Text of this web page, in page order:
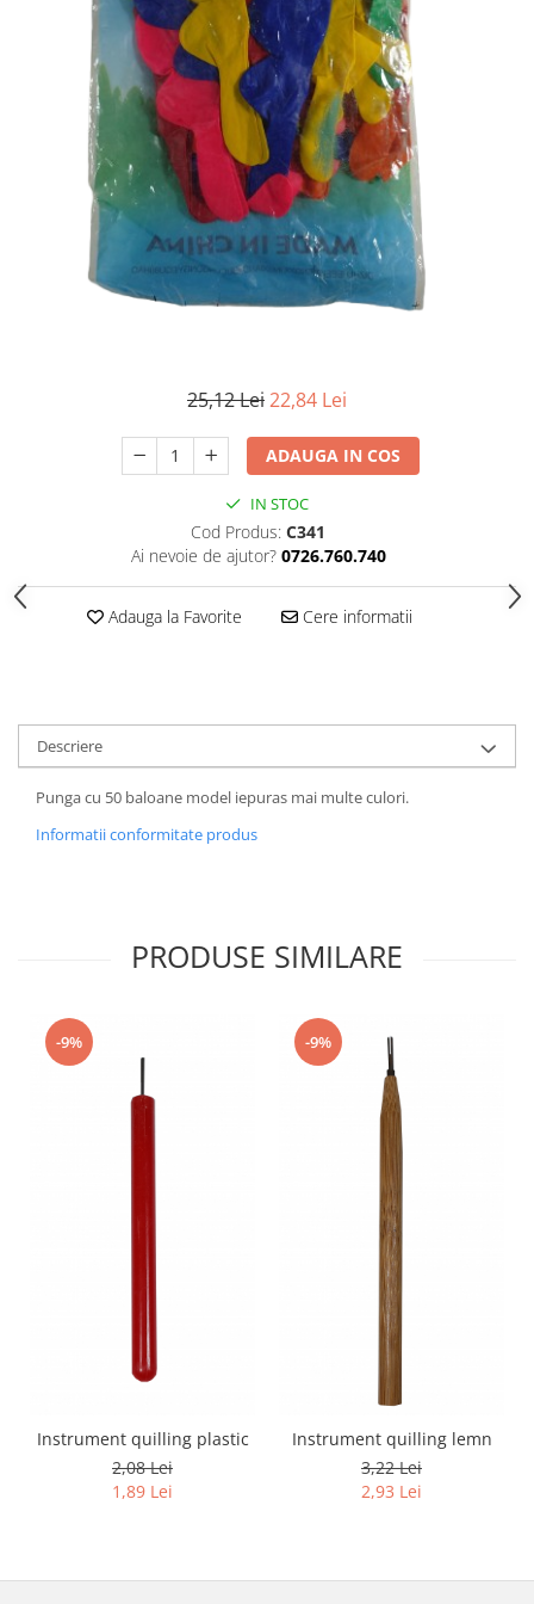
25,12 Lei22,84 Lei
ADAUGA IN COS
IN STOC
Cod Produs: C341
Ai nevoie de ajutor? 0726.760.740
Adauga la Favorite Cere informatii
Descriere
Punga cu 50 baloane model iepuras mai multe culori.
Informatii conformitate produs
PRODUSE SIMILARE
-9%
Instrument quilling plastic
2,08 Lei
1,89 Lei
-9%
Instrument quilling lemn
3,22 Lei
2,93 Lei